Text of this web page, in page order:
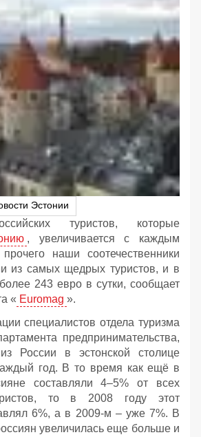
Эстонии
туристов, которые
, увеличивается с каждым
наши соотечественники
из самых щедрых туристов, и в
243 евро в сутки, сообщает
« Euromag ».
специалистов отдела туризма
предпринимательства,
России в эстонской столице
год. В то время как ещё в
составляли 4–5% от всех
то в 2008 году этот
6%, а в 2009-м – уже 7%. В
увеличилась еще больше и